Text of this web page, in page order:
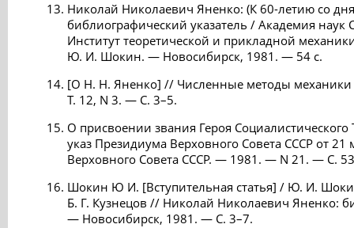
Николай Николаевич Яненко: (К 60-летию со
библиографический указатель / Академия наук
Институт теоретической и прикладной
Ю. И. Шокин. — Новосибирск, 1981. — 54 с.
[О Н. Н. Яненко] // Численные методы
Т. 12, N 3. — С. 3–5.
О присвоении звания Героя
указ Президиума Верховного Совета СССР от 21
Верховного Совета СССР. — 1981. — N 21. — C.
Шокин Ю И. [Вступительная статья] / Ю. И.
Б. Г. Кузнецов // Николай Николаевич Яненко:
— Новосибирск, 1981. — С. 3–7.